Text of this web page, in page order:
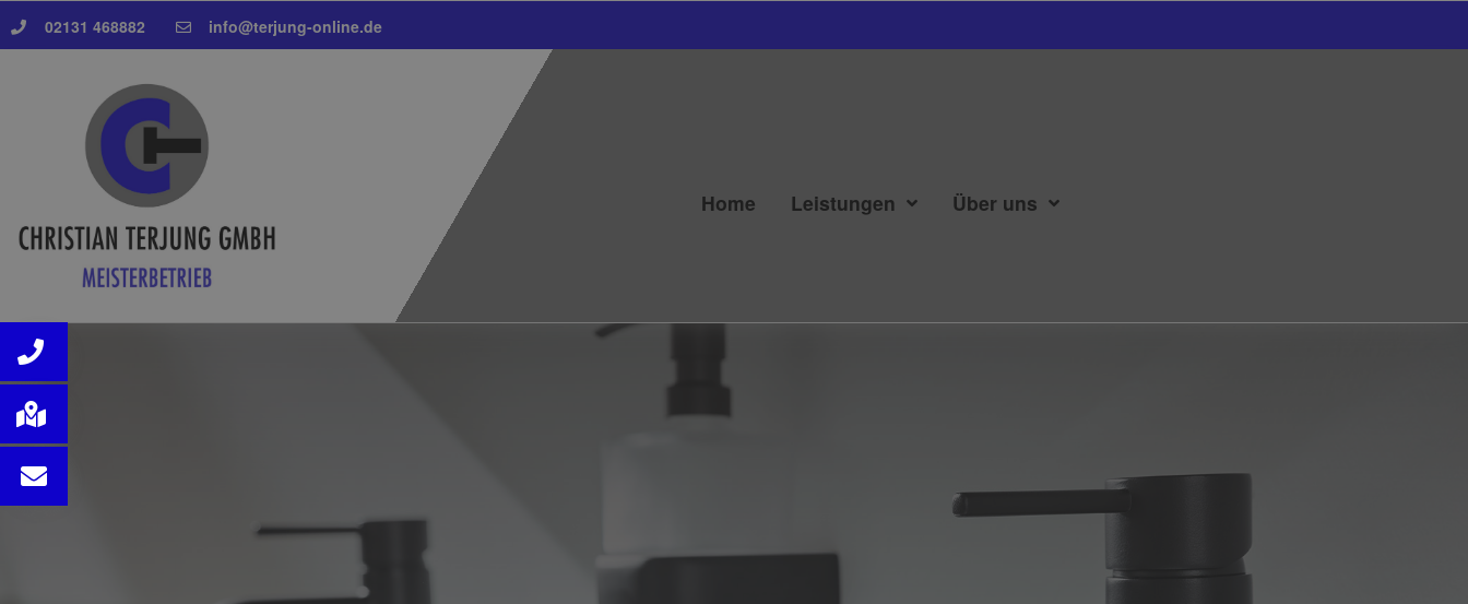
02131 468882 info@terjung-online.de
Home Leistungen Über uns